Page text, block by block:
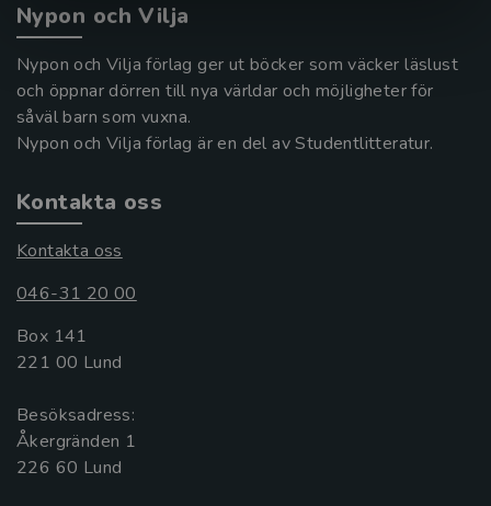
Nypon och Vilja
Nypon och Vilja förlag ger ut böcker som väcker läslust
och öppnar dörren till nya världar och möjligheter för
såväl barn som vuxna.
Nypon och Vilja förlag är en del av Studentlitteratur.
Kontakta oss
Kontakta oss
046-31 20 00
Box 141
221 00 Lund
Besöksadress:
Åkergränden 1